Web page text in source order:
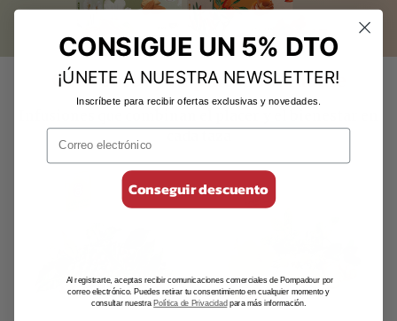
Cada sorbo, un placer saludable
CONSIGUE UN 5% DTO
¡ÚNETE A NUESTRA NEWSLETTER!
Inscríbete para recibir ofertas exclusivas y novedades.
Conseguir descuento
Al registrarte, aceptas recibir comunicaciones comerciales de Pompadour por
correo electrónico. Puedes retirar tu consentimiento en cualquier momento y
consultar nuestra Política de Privacidad para más información.